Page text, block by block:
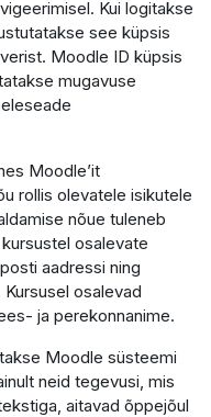
Kui logitakse
see küpsis
Moodle ID küpsis
mugavuse
Moodle’it
rollis olevatele isikutele
nõue tuleneb
osalevate
aadressi ning
osalevad
ja perekonnanime.
Moodle süsteemi
neid tegevusi, mis
aitavad õppejõul